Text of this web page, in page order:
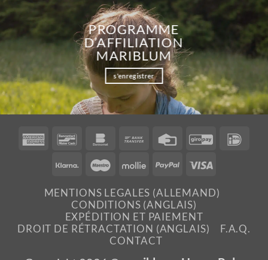
PROGRAMME
D’AFFILIATION
MARIBLUM
s'enregistrer
AmericanBancontactBankomat
Bank
CreditGiroPay
Klarna MaestroMolliePayPalVisa
MENTIONS LEGALES (ALLEMAND)
CONDITIONS (ANGLAIS)
EXPÉDITION ET PAIEMENT
DROIT DE RÉTRACTATION (ANGLAIS)
F.A.Q.
CONTACT